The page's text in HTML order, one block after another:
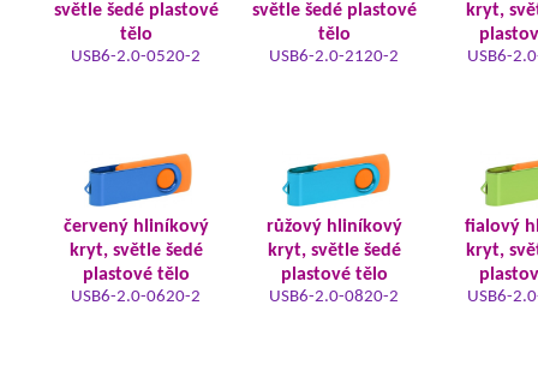
světle šedé plastové
tělo
USB6-2.0-0520-2
světle šedé plastové
tělo
USB6-2.0-2120-2
kryt,
USB6-
červený hliníkový
kryt, světle šedé
plastové tělo
USB6-2.0-0620-2
růžový hliníkový
kryt, světle šedé
plastové tělo
USB6-2.0-0820-2
fialový
kryt,
USB6-